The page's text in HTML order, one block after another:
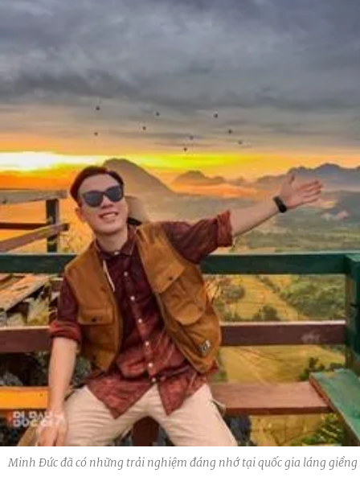
Minh Đức đã có những trải nghiệm đáng nhớ tại quốc gia láng giềng